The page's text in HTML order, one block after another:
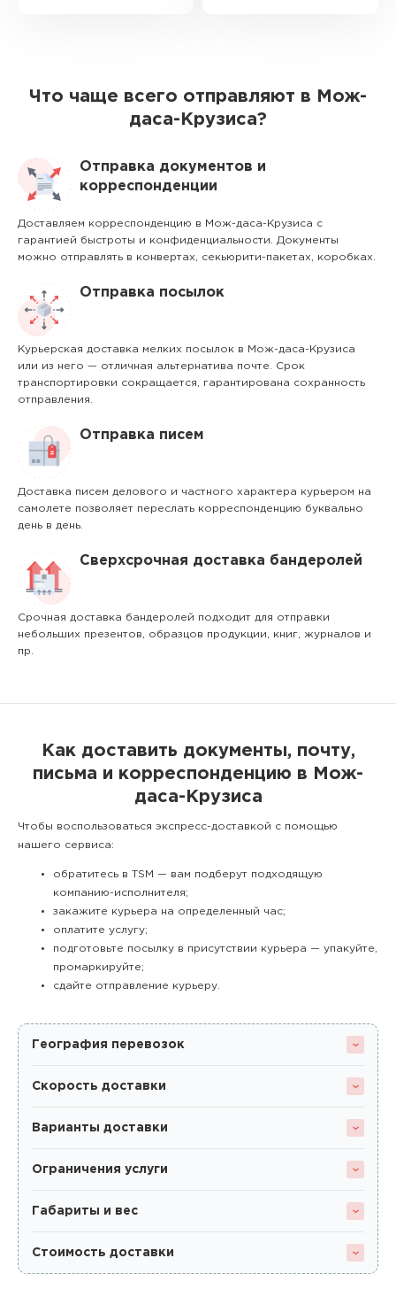
Что чаще всего отправляют в Мож-
даса-Крузиса?
Отправка документов и
корреспонденции
Доставляем корреспонденцию в Мож-даса-Крузиса с
гарантией быстроты и конфиденциальности. Документы
можно отправлять в конвертах, секьюрити-пакетах, коробках.
Отправка посылок
Курьерская доставка мелких посылок в Мож-даса-Крузиса
или из него — отличная альтернатива почте. Срок
транспортировки сокращается, гарантирована сохранность
отправления.
Отправка писем
Доставка писем делового и частного характера курьером на
самолете позволяет переслать корреспонденцию буквально
день в день.
Сверхсрочная доставка бандеролей
Срочная доставка бандеролей подходит для отправки
небольших презентов, образцов продукции, книг, журналов и
пр.
Как доставить документы, почту,
письма и корреспонденцию в Мож-
даса-Крузиса
Чтобы воспользоваться экспресс-доставкой с помощью
нашего сервиса:
обратитесь в TSM — вам подберут подходящую
компанию-исполнителя;
закажите курьера на определенный час;
оплатите услугу;
подготовьте посылку в присутствии курьера — упакуйте,
промаркируйте;
сдайте отправление курьеру.
География перевозок
Скорость доставки
Варианты доставки
Ограничения услуги
Габариты и вес
Стоимость доставки